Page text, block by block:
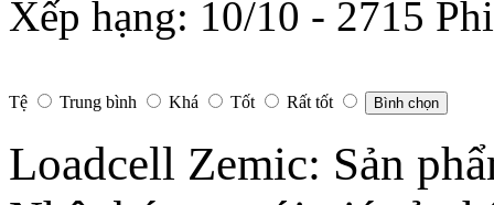
Xếp hạng: 10/10 - 2715
Tệ Trung bình Khá Tốt Rất tốt Bình chọn
Loadcell Zemic: Sản